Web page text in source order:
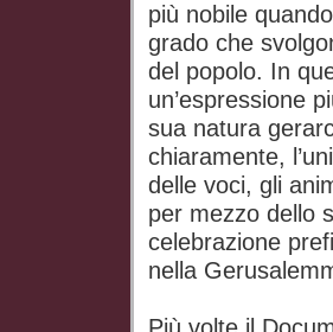
più nobile
grado che
del popolo. In
un’espressione
sua natura
chiaramente,
delle voci, gli
per mezzo dello
celebrazione
nella